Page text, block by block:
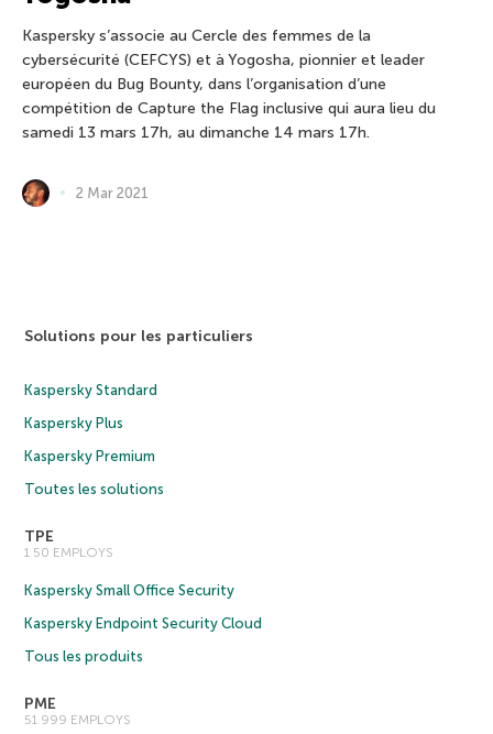
Kaspersky s’associe au Cercle des femmes de la
cybersécurité (CEFCYS) et à Yogosha, pionnier et leader
européen du Bug Bounty, dans l’organisation d’une
compétition de Capture the Flag inclusive qui aura lieu du
samedi 13 mars 17h, au dimanche 14 mars 17h.
2 Mar 2021
Solutions pour les particuliers
Kaspersky Standard
Kaspersky Plus
Kaspersky Premium
Toutes les solutions
TPE
1 50 EMPLOYS
Kaspersky Small Office Security
Kaspersky Endpoint Security Cloud
Tous les produits
PME
51 999 EMPLOYS